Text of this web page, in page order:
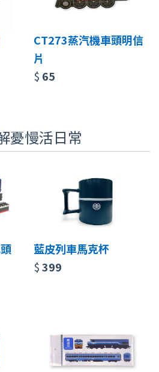
CT273蒸汽機車頭明信
片
$ 65
憂慢活日常
藍皮列車馬克杯
$399